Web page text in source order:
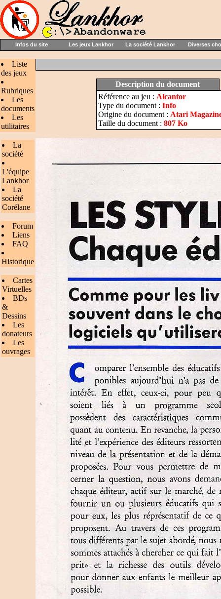
Infos du site Les jeux Lankhor La société Lankhor Diverses
Liste
des jeux
Rubriques
Les
documents
Les
utilitaires
La
société
L'équipe
Lankhor
La
société
Corélane
Forum
Liens
FAQ
Historique
Cartes
Virtuelles
BDs
&
Dessins
Les
donateurs
Les
ouvrages
Description du document
Référence au jeu : Alcantor
Type du document : Info
Origine du document : Atari
Taille du document : 807 Ko